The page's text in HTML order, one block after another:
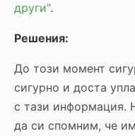
други".
Решения:
До този момент
сигурно и доста
с тази информация.
да си спомним, че